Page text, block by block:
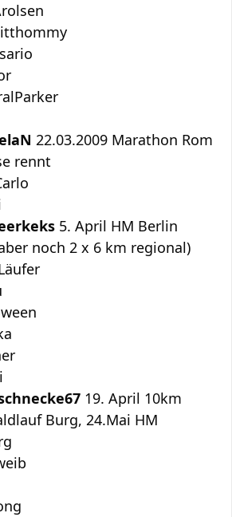
22.03.2009 Marathon Rom
rennt
5. April HM Berlin
noch 2 x 6 km regional)
19. April 10km
Burg, 24.Mai HM